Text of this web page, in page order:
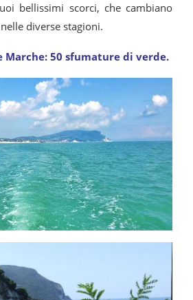
bellissimi scorci, che cambiano
diverse stagioni.
Marche: 50 sfumature di verde.